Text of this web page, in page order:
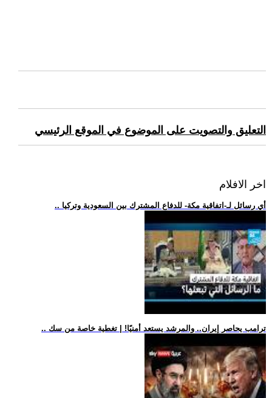
التعليق والتصويت على الموضوع في الموقع الرئيسي
اخر الافلام
.. أي رسائل لـ-اتفاقية مكة- للدفاع المشترك بين السعودية وتركيا
.. ترامب يحاصر إيران.. والمرشد يستعد أمنيًا! | تغطية خاصة من سك